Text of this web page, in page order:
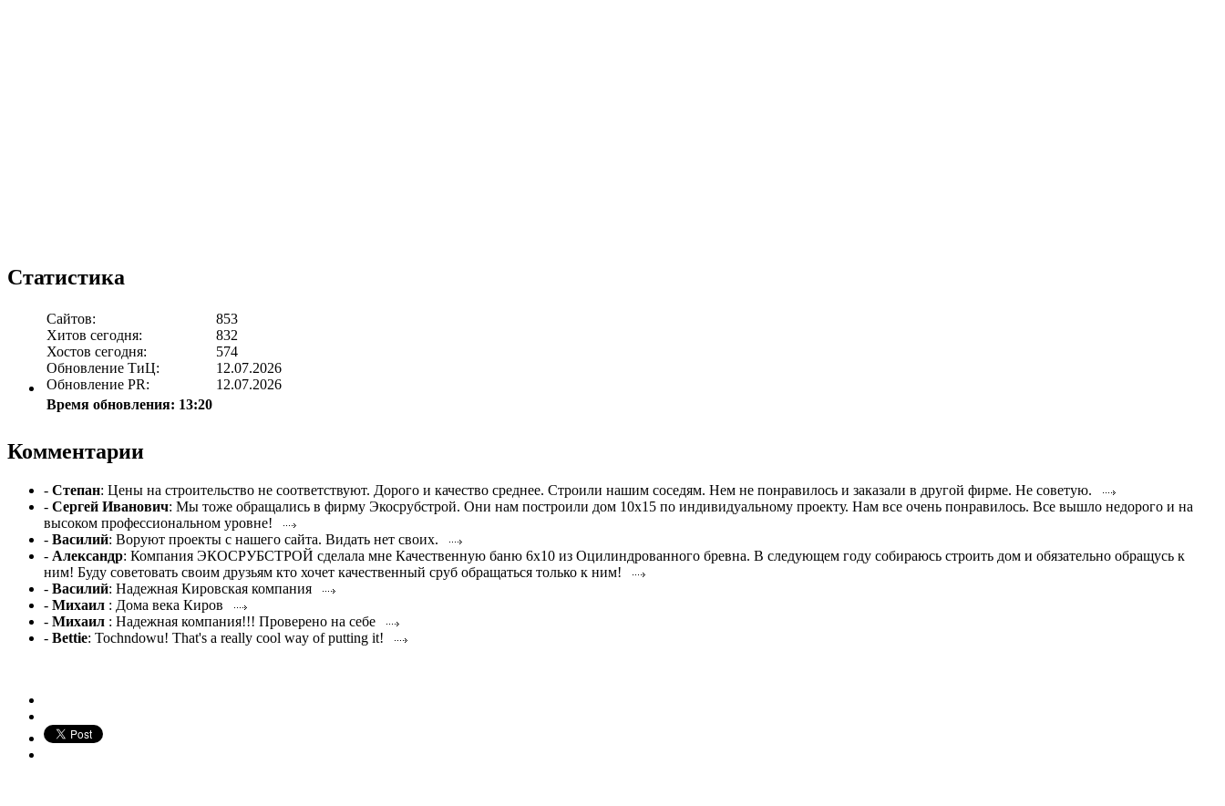
Статистика
Сайтов:
Хитов сегодня:
Хостов сегодня:
Обновление ТиЦ:
Обновление PR:
853
832
574
12.07.2026
12.07.2026
Время обновления: 13:20
Комментарии
- Степан: Цены на строительство не соответствуют. Дорого и качество среднее. Строили нашим соседям. Нем не понравилось и заказали в другой фирме. Не советую.
- Сергей Иванович: Мы тоже обращались в фирму Экосрубстрой. Они нам построили дом 10х15 по индивидуальному проекту. Нам все очень понравилось. Все вышло недорого и на
высоком профессиональном уровне!
- Василий: Воруют проекты с нашего сайта. Видать нет своих.
- Александр: Компания ЭКОСРУБСТРОЙ сделала мне Качественную баню 6х10 из Оцилиндрованного бревна. В следующем году собираюсь строить дом и обязательно обращусь к
ним! Буду советовать своим друзьям кто хочет качественный сруб обращаться только к ним!
- Василий: Надежная Кировская компания
- Михаил : Дома века Киров
- Михаил : Надежная компания!!! Проверено на себе
- Bettie: Tochndowu! That's a really cool way of putting it!